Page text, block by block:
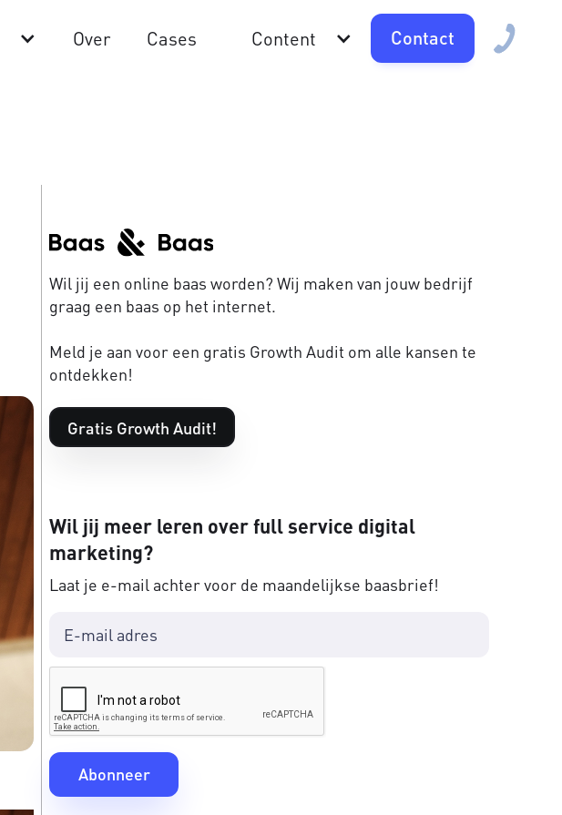
Over Cases Content Contact
Wil jij een online baas worden? Wij maken van jouw bedrijf
graag een baas op het internet.
Meld je aan voor een gratis Growth Audit om alle kansen te
ontdekken!
Gratis Growth Audit!
Wil jij meer leren over full service digital
marketing?
Laat je e-mail achter voor de maandelijkse baasbrief!